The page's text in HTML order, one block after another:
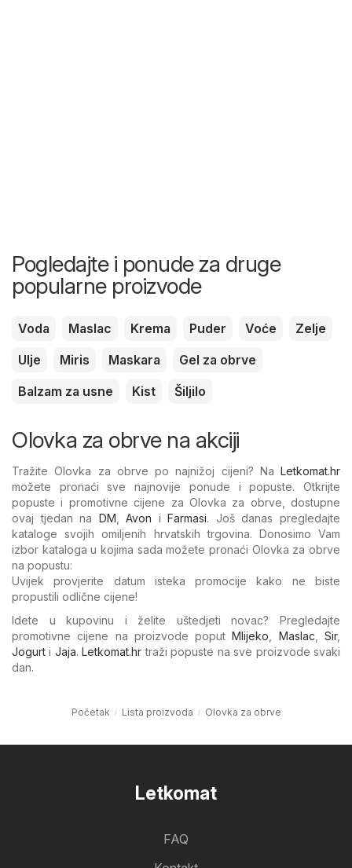
Pogledajte i ponude za druge
popularne proizvode
Voda Maslac Krema Puder Voće
Zelje
Ulje
Miris Maskara
Gel za obrve
Balzam za usne
Kist Šiljilo
Olovka za obrve na akciji
Tražite Olovka za obrve po najnižoj cijeni? Na Letkomat.hr
možete pronaći sve najnovije ponude i popuste. Otkrijte
popuste i promotivne cijene za Olovka za obrve, dostupne
ovaj tjedan na DM ,Avon iFarmasi. Još danas pregledajte
kataloge svojih omiljenih hrvatskih trgovina. Donosimo Vam
izbor kataloga u kojima sada možete pronaći Olovka za obrve
na popustu:
Uvijek provjerite datum isteka promocije kako ne biste
propustili odlične cijene!
Idete u kupovinu i želite uštedjeti novac? Pregledajte
promotivne cijene na proizvode poputMlijeko Maslac ,Sir,
Jogurt i Jaja.Letkomat.hr traži popuste na sve proizvode svaki
dan.
Početak Lista proizvoda Olovka za obrve
Letkomat
FAQ